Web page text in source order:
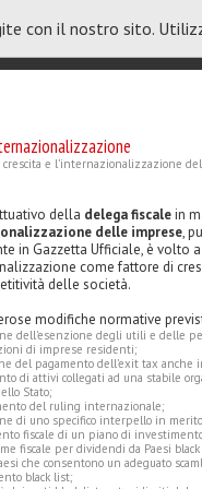
con il nostro sito.
senza obbligo di
con proprio Provvedimento dell’8
operative per poter benefici [...]
anno 2016
elenchi clienti-fornitori relativi
telematicamente all’Agenzia del
2017 e nuovi modelli di
scadenze in termini di
materia di lettere di intento. Entro il
e l’internazionalizzazione
della delega fiscalein
delle imprese,
in Gazzetta Ufficiale, è volto
come fattore di
delle società.
modifiche normative
dell'esenzione degli utili e delle
di imprese residenti;
del pagamento dell’exit tax anche
di attivi collegati ad una stabile
Stato;
del ruling internazionale;
di uno specifico interpello in merito
fiscale di un piano di
fiscale per dividendi da Paesi
che consentono un adeguato
black list;